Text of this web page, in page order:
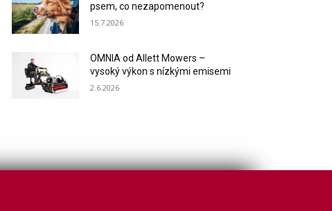
psem, co nezapomenout?
15.7.2026
OMNIA od Allett Mowers –
vysoký výkon s nízkými emisemi
2.6.2026